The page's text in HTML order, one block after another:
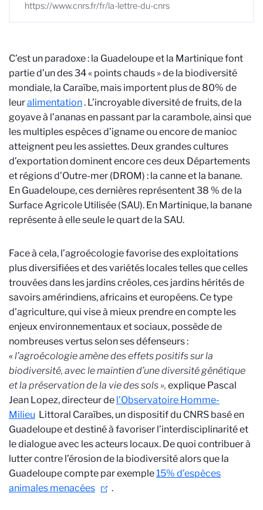
https://www.cnrs.fr/fr/la-lettre-du-cnrs
C’est un paradoxe : la Guadeloupe et la Martinique font
partie d’un des 34 « points chauds » de la biodiversité
mondiale, la Caraïbe, mais importent plus de 80% de
leuralimentation. L’incroyable diversité de fruits, de la
goyave à l’ananas en passant par la carambole, ainsi que
les multiples espèces d’igname ou encore de manioc
atteignent peu les assiettes. Deux grandes cultures
d’exportation dominent encore ces deux Départements
et régions d’Outre-mer (DROM) : la canne et la banane.
En Guadeloupe, ces dernières représentent 38 % de la
Surface Agricole Utilisée (SAU). En Martinique, la banane
représente à elle seule le quart de la SAU.
Face à cela, l’agroécologie favorise des exploitations
plus diversifiées et des variétés locales telles que celles
trouvées dans les jardins créoles, ces jardins hérités de
savoirs amérindiens, africains et européens. Ce type
d’agriculture, qui vise à mieux prendre en compte les
enjeux environnementaux et sociaux, possède de
nombreuses vertus selon ses défenseurs :
«l’agroécologie amènedes effets positifs sur la
biodiversité, avec le maintien d’une diversité génétique
et la préservation de la vie des sols », explique Pascal
Jean Lopez, directeur de l’Observatoire Homme-
Milieu Littoral Caraïbes, un dispositif du CNRS basé en
Guadeloupe et destiné à favoriser l’interdisciplinarité et
le dialogue avec les acteurs locaux. De quoi contribuer à
lutter contre l’érosion de la biodiversité alors que la
Guadeloupe compte par exemple15% d’espèces
animales menacées
.